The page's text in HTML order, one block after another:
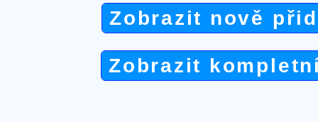
Zobrazit nově
Zobrazit